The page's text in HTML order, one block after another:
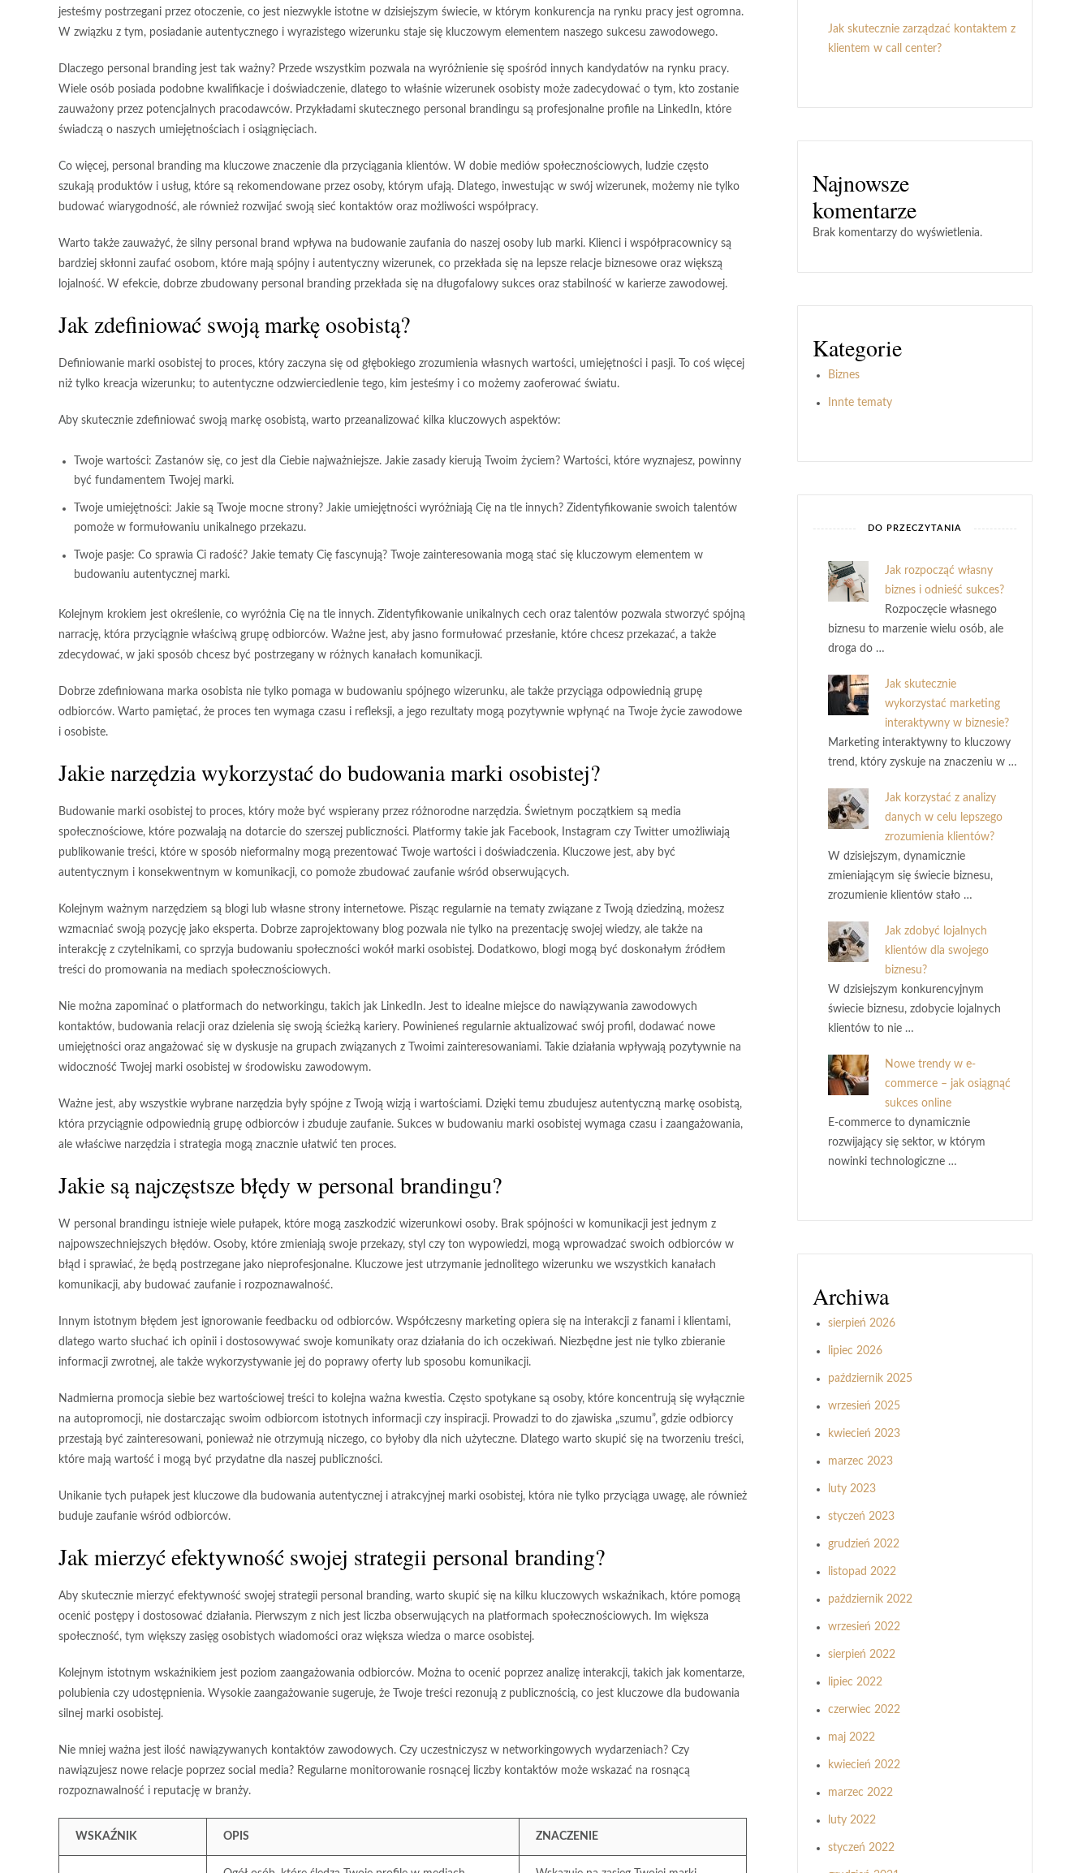
jesteśmy postrzegani przez otoczenie, co jest niezwykle istotne w dzisiejszym świecie, w którym konkurencja na rynku pracy jest ogromna.
W związku z tym, posiadanie autentycznego i wyrazistego wizerunku staje się kluczowym elementem naszego sukcesu zawodowego.
Dlaczego personal branding jest tak ważny? Przede wszystkim pozwala na wyróżnienie się spośród innych kandydatów na rynku pracy.
Wiele osób posiada podobne kwalifikacje i doświadczenie, dlatego to właśnie wizerunek osobisty może zadecydować o tym, kto zostanie
zauważony przez potencjalnych pracodawców. Przykładami skutecznego personal brandingu są profesjonalne profile na LinkedIn, które
świadczą o naszych umiejętnościach i osiągnięciach.
Co więcej, personal branding ma kluczowe znaczenie dla przyciągania klientów. W dobie mediów społecznościowych, ludzie często
szukają produktów i usług, które są rekomendowane przez osoby, którym ufają. Dlatego, inwestując w swój wizerunek, możemy nie tylko
budować wiarygodność, ale również rozwijać swoją sieć kontaktów oraz możliwości współpracy.
Warto także zauważyć, że silny personal brand wpływa na budowanie zaufania do naszej osoby lub marki. Klienci i współpracownicy są
bardziej skłonni zaufać osobom, które mają spójny i autentyczny wizerunek, co przekłada się na lepsze relacje biznesowe oraz większą
lojalność. W efekcie, dobrze zbudowany personal branding przekłada się na długofalowy sukces oraz stabilność w karierze zawodowej.
Jak zdefiniować swoją markę osobistą?
Definiowanie marki osobistej to proces, który zaczyna się od głębokiego zrozumienia własnych wartości, umiejętności i pasji. To coś więcej
niż tylko kreacja wizerunku; to autentyczne odzwierciedlenie tego, kim jesteśmy i co możemy zaoferować światu.
Aby skutecznie zdefiniować swoją markę osobistą, warto przeanalizować kilka kluczowych aspektów:
Twoje wartości: Zastanów się, co jest dla Ciebie najważniejsze. Jakie zasady kierują Twoim życiem? Wartości, które wyznajesz, powinny
być fundamentem Twojej marki.
Twoje umiejętności: Jakie są Twoje mocne strony? Jakie umiejętności wyróżniają Cię na tle innych? Zidentyfikowanie swoich talentów
pomoże w formułowaniu unikalnego przekazu.
Twoje pasje: Co sprawia Ci radość? Jakie tematy Cię fascynują? Twoje zainteresowania mogą stać się kluczowym elementem w
budowaniu autentycznej marki.
Kolejnym krokiem jest określenie, co wyróżnia Cię na tle innych. Zidentyfikowanie unikalnych cech oraz talentów pozwala stworzyć spójną
narrację, która przyciągnie właściwą grupę odbiorców. Ważne jest, aby jasno formułować przesłanie, które chcesz przekazać, a także
zdecydować, w jaki sposób chcesz być postrzegany w różnych kanałach komunikacji.
Dobrze zdefiniowana marka osobista nie tylko pomaga w budowaniu spójnego wizerunku, ale także przyciąga odpowiednią grupę
odbiorców. Warto pamiętać, że proces ten wymaga czasu i refleksji, a jego rezultaty mogą pozytywnie wpłynąć na Twoje życie zawodowe
i osobiste.
Jakie narzędzia wykorzystać do budowania marki osobistej?
Budowanie marki osobistej to proces, który może być wspierany przez różnorodne narzędzia. Świetnym początkiem są media
społecznościowe, które pozwalają na dotarcie do szerszej publiczności. Platformy takie jak Facebook, Instagram czy Twitter umożliwiają
publikowanie treści, które w sposób nieformalny mogą prezentować Twoje wartości i doświadczenia. Kluczowe jest, aby być
autentycznym i konsekwentnym w komunikacji, co pomoże zbudować zaufanie wśród obserwujących.
Kolejnym ważnym narzędziem są blogi lub własne strony internetowe. Pisząc regularnie na tematy związane z Twoją dziedziną, możesz
wzmacniać swoją pozycję jako eksperta. Dobrze zaprojektowany blog pozwala nie tylko na prezentację swojej wiedzy, ale także na
interakcję z czytelnikami, co sprzyja budowaniu społeczności wokół marki osobistej. Dodatkowo, blogi mogą być doskonałym źródłem
treści do promowania na mediach społecznościowych.
Nie można zapominać o platformach do networkingu, takich jak LinkedIn. Jest to idealne miejsce do nawiązywania zawodowych
kontaktów, budowania relacji oraz dzielenia się swoją ścieżką kariery. Powinieneś regularnie aktualizować swój profil, dodawać nowe
umiejętności oraz angażować się w dyskusje na grupach związanych z Twoimi zainteresowaniami. Takie działania wpływają pozytywnie na
widoczność Twojej marki osobistej w środowisku zawodowym.
Ważne jest, aby wszystkie wybrane narzędzia były spójne z Twoją wizją i wartościami. Dzięki temu zbudujesz autentyczną markę osobistą,
która przyciągnie odpowiednią grupę odbiorców i zbuduje zaufanie. Sukces w budowaniu marki osobistej wymaga czasu i zaangażowania,
ale właściwe narzędzia i strategia mogą znacznie ułatwić ten proces.
Jakie są najczęstsze błędy w personal brandingu?
W personal brandingu istnieje wiele pułapek, które mogą zaszkodzić wizerunkowi osoby. Brak spójności w komunikacji jest jednym z
najpowszechniejszych błędów. Osoby, które zmieniają swoje przekazy, styl czy ton wypowiedzi, mogą wprowadzać swoich odbiorców w
błąd i sprawiać, że będą postrzegane jako nieprofesjonalne. Kluczowe jest utrzymanie jednolitego wizerunku we wszystkich kanałach
komunikacji, aby budować zaufanie i rozpoznawalność.
Innym istotnym błędem jest ignorowanie feedbacku od odbiorców. Współczesny marketing opiera się na interakcji z fanami i klientami,
dlatego warto słuchać ich opinii i dostosowywać swoje komunikaty oraz działania do ich oczekiwań. Niezbędne jest nie tylko zbieranie
informacji zwrotnej, ale także wykorzystywanie jej do poprawy oferty lub sposobu komunikacji.
Nadmierna promocja siebie bez wartościowej treści to kolejna ważna kwestia. Często spotykane są osoby, które koncentrują się wyłącznie
na autopromocji, nie dostarczając swoim odbiorcom istotnych informacji czy inspiracji. Prowadzi to do zjawiska „szumu”, gdzie odbiorcy
przestają być zainteresowani, ponieważ nie otrzymują niczego, co byłoby dla nich użyteczne. Dlatego warto skupić się na tworzeniu treści,
które mają wartość i mogą być przydatne dla naszej publiczności.
Unikanie tych pułapek jest kluczowe dla budowania autentycznej i atrakcyjnej marki osobistej, która nie tylko przyciąga uwagę, ale również
buduje zaufanie wśród odbiorców.
Jak mierzyć efektywność swojej strategii personal branding?
Aby skutecznie mierzyć efektywność swojej strategii personal branding, warto skupić się na kilku kluczowych wskaźnikach, które pomogą
ocenić postępy i dostosować działania. Pierwszym z nich jest liczba obserwujących na platformach społecznościowych. Im większa
społeczność, tym większy zasięg osobistych wiadomości oraz większa wiedza o marce osobistej.
Kolejnym istotnym wskaźnikiem jest poziom zaangażowania odbiorców. Można to ocenić poprzez analizę interakcji, takich jak komentarze,
polubienia czy udostępnienia. Wysokie zaangażowanie sugeruje, że Twoje treści rezonują z publicznością, co jest kluczowe dla budowania
silnej marki osobistej.
Nie mniej ważna jest ilość nawiązywanych kontaktów zawodowych. Czy uczestniczysz w networkingowych wydarzeniach? Czy
nawiązujesz nowe relacje poprzez social media? Regularne monitorowanie rosnącej liczby kontaktów może wskazać na rosnącą
rozpoznawalność i reputację w branży.
WSKAŹNIK OPIS ZNACZENIE
Jak skutecznie zarządzać kontaktem z
klientem w call center?
Najnowsze
komentarze
Brak komentarzy do wyświetlenia.
Kategorie
Biznes
Innte tematy
DO PRZECZYTANIA
Jak rozpocząć własny
biznes i odnieść sukces?
Rozpoczęcie własnego
biznesu to marzenie wielu osób, ale
droga do …
Jak skutecznie
wykorzystać marketing
interaktywny w biznesie?
Marketing interaktywny to kluczowy
trend, który zyskuje na znaczeniu w …
Jak korzystać z analizy
danych w celu lepszego
zrozumienia klientów?
W dzisiejszym, dynamicznie
zmieniającym się świecie biznesu,
zrozumienie klientów stało …
Jak zdobyć lojalnych
klientów dla swojego
biznesu?
W dzisiejszym konkurencyjnym
świecie biznesu, zdobycie lojalnych
klientów to nie …
Nowe trendy w e-
commerce – jak osiągnąć
sukces online
E-commerce to dynamicznie
rozwijający się sektor, w którym
nowinki technologiczne …
Archiwa
sierpień 2026
lipiec 2026
październik 2025
wrzesień 2025
kwiecień 2023
marzec 2023
luty 2023
styczeń 2023
grudzień 2022
listopad 2022
październik 2022
wrzesień 2022
sierpień 2022
lipiec 2022
czerwiec 2022
maj 2022
kwiecień 2022
marzec 2022
luty 2022
styczeń 2022